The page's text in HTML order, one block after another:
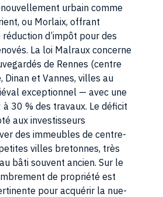
urbain comme
ou Morlaix, offrant
réduction d’impôt pour des
La loi Malraux concerne
de Rennes (centre
Dinan et Vannes, villes au
exceptionnel — avec une
30 % des travaux. Le déficit
aux investisseurs
des immeubles de centre-
villes bretonnes, très
bâti souvent ancien. Sur le
de propriété est
pour acquérir la nue-